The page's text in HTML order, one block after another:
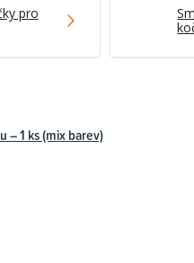
pro
– 1 ks (mix barev)